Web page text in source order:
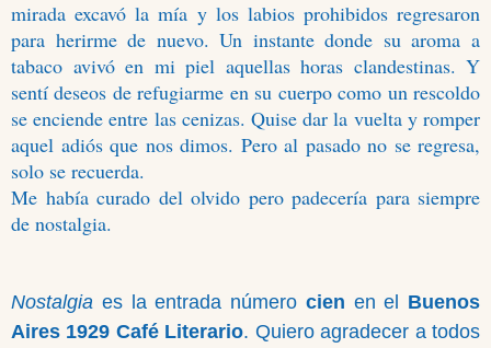
mirada excavó la mía y los labios prohibidos regresaron
para herirme de nuevo. Un instante donde su aroma a
tabaco avivó en mi piel aquellas horas clandestinas. Y
sentí deseos de refugiarme en su cuerpo como un rescoldo
se enciende entre las cenizas. Quise dar la vuelta y romper
aquel adiós que nos dimos. Pero al pasado no se regresa,
solo se recuerda.
Me había curado del olvido pero padecería para siempre
de nostalgia.
Nostalgia es la entrada número cien en el Buenos
Aires 1929 Café Literario. Quiero agradecer a todos